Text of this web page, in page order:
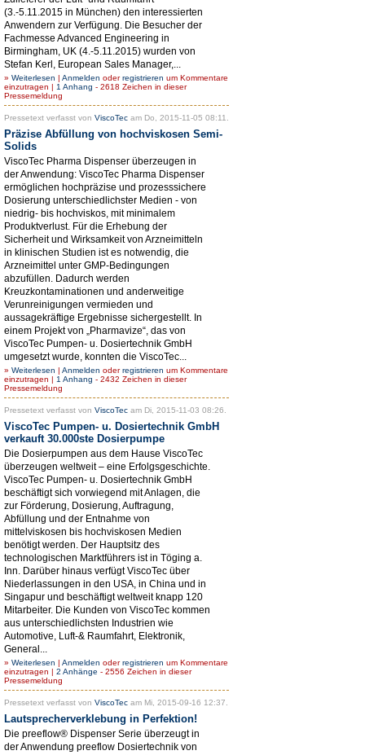
(3.-5.11.2015 in München) den interessierten
Anwendern zur Verfügung. Die Besucher der
Fachmesse Advanced Engineering in
Birmingham, UK (4.-5.11.2015) wurden von
Stefan Kerl, European Sales Manager,...
» Weiterlesen | Anmelden oderregistrieren um Kommentare
einzutragen | 1 Anhang - 2618 Zeichen in dieser
Pressemeldung
Pressetext verfasst von ViscoTec am Do, 2015-11-05 08:11.
Präzise Abfüllung von hochviskosen Semi-
Solids
ViscoTec Pharma Dispenser überzeugen in
der Anwendung: ViscoTec Pharma Dispenser
ermöglichen hochpräzise und prozesssichere
Dosierung unterschiedlichster Medien - von
niedrig- bis hochviskos, mit minimalem
Produktverlust. Für die Erhebung der
Sicherheit und Wirksamkeit von Arzneimitteln
in klinischen Studien ist es notwendig, die
Arzneimittel unter GMP-Bedingungen
abzufüllen. Dadurch werden
Kreuzkontaminationen und anderweitige
Verunreinigungen vermieden und
aussagekräftige Ergebnisse sichergestellt. In
einem Projekt von „Pharmavize“, das von
ViscoTec Pumpen- u. Dosiertechnik GmbH
umgesetzt wurde, konnten die ViscoTec...
» Weiterlesen | Anmelden oderregistrieren um Kommentare
einzutragen | 1 Anhang - 2432 Zeichen in dieser
Pressemeldung
Pressetext verfasst von ViscoTec am Di, 2015-11-03 08:26.
ViscoTec Pumpen- u. Dosiertechnik GmbH
verkauft 30.000ste Dosierpumpe
Die Dosierpumpen aus dem Hause ViscoTec
überzeugen weltweit – eine Erfolgsgeschichte.
ViscoTec Pumpen- u. Dosiertechnik GmbH
beschäftigt sich vorwiegend mit Anlagen, die
zur Förderung, Dosierung, Auftragung,
Abfüllung und der Entnahme von
mittelviskosen bis hochviskosen Medien
benötigt werden. Der Hauptsitz des
technologischen Marktführers ist in Töging a.
Inn. Darüber hinaus verfügt ViscoTec über
Niederlassungen in den USA, in China und in
Singapur und beschäftigt weltweit knapp 120
Mitarbeiter. Die Kunden von ViscoTec kommen
aus unterschiedlichsten Industrien wie
Automotive, Luft-& Raumfahrt, Elektronik,
General...
» Weiterlesen | Anmelden oderregistrieren um Kommentare
einzutragen | 2 Anhänge - 2556 Zeichen in dieser
Pressemeldung
Pressetext verfasst von ViscoTec am Mi, 2015-09-16 12:37.
Lautsprecherverklebung in Perfektion!
Die preeflow® Dispenser Serie überzeugt in
der Anwendung preeflow Dosiertechnik von